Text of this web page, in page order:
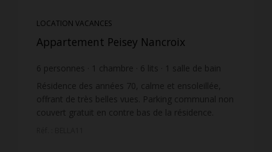
LOCATION VACANCES
Appartement Peisey Nancroix
6 personnes 1 chambre 6 lits 1 salle de bain
Résidence des années 70, calme et ensoleillée,
offrant de très belles vues. Parking communal non
couvert gratuit en contre bas de la résidence.